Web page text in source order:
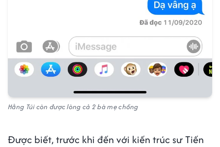
Hằng Túi còn được lòng cả 2 bà mẹ chồng
Được biết, trước khi đến với kiến trúc sư Tiến